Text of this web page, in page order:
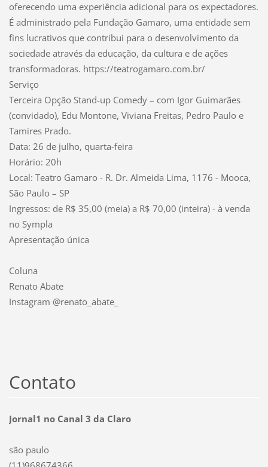
oferecendo uma experiência adicional para os expectadores.
É administrado pela Fundação Gamaro, uma entidade sem
fins lucrativos que contribui para o desenvolvimento da
sociedade através da educação, da cultura e de ações
transformadoras. https://teatrogamaro.com.br/
Serviço
Terceira Opção Stand-up Comedy – com Igor Guimarães
(convidado), Edu Montone, Viviana Freitas, Pedro Paulo e
Tamires Prado.
Data: 26 de julho, quarta-feira
Horário: 20h
Local: Teatro Gamaro - R. Dr. Almeida Lima, 1176 - Mooca,
São Paulo – SP
Ingressos: de R$ 35,00 (meia) a R$ 70,00 (inteira) - à venda
no Sympla
Apresentação única
Coluna
Renato Abate
Instagram @renato_abate_
Contato
Jornal1 no Canal 3 da Claro
são paulo